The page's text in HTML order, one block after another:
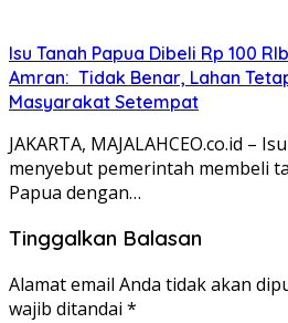
Isu Tanah Papua Dibeli Rp 100
Amran: Tidak Benar, Lahan
Masyarakat Setempat
JAKARTA, MAJALAHCEO.co.id –
menyebut pemerintah membeli
Papua dengan…
Tinggalkan Balasan
Alamat email Anda tidak akan
wajib ditandai *